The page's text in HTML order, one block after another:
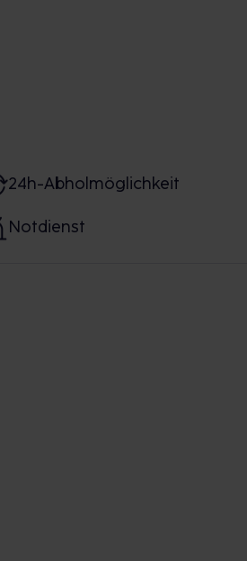
24h-Abholmöglichkeit
Notdienst